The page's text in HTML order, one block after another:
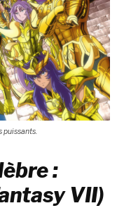
puissants.
:
VII)